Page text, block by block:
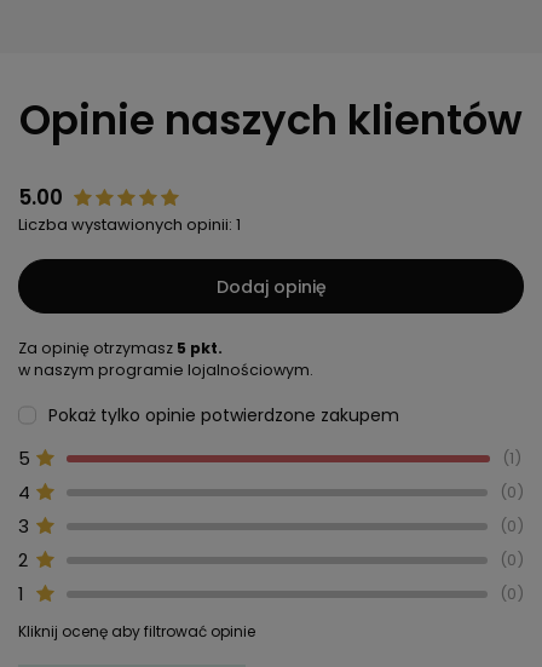
Opinie naszych klientów
5.00
Liczba wystawionych opinii: 1
Dodaj opinię
Za opinię otrzymasz 5 pkt.
w naszym programie lojalnościowym.
Pokaż tylko opinie potwierdzone zakupem
5 1
4 0
3 0
2 0
1 0
Kliknij ocenę aby filtrować opinie